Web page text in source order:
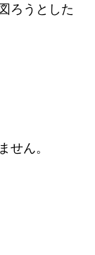
ろうとした
せん。